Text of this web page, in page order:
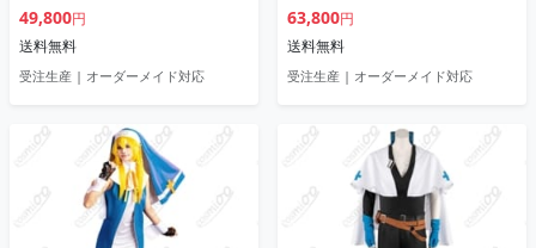
49,800円
送料無料
受注生産 | オーダーメイド対応
63,800円
送料無料
受注生産 | オーダーメイド対応